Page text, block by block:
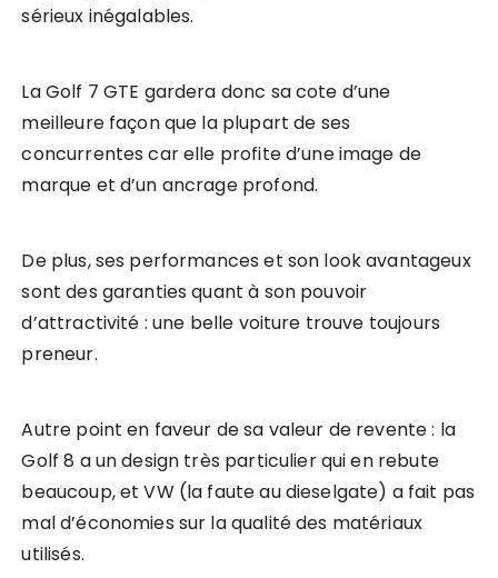
sérieux inégalables.
La Golf 7 GTE gardera donc sa cote d’une
meilleure façon que la plupart de ses
concurrentes car elle profite d’une image de
marque et d’un ancrage profond.
De plus, ses performances et son look avantageux
sont des garanties quant à son pouvoir
d’attractivité : une belle voiture trouve toujours
preneur.
Autre point en faveur de sa valeur de revente : la
Golf 8 a un design très particulier qui en rebute
beaucoup, et VW (la faute au dieselgate) a fait pas
mal d’économies sur la qualité des matériaux
utilisés.